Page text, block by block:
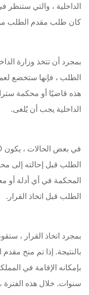
الداخلية ، والتي ستنظر
كان طلب مقدم الطلب
بمجرد أن تتخذ وزارة
الطلب ، فإنها ستخضع
هذه قاضيًا أو محكمة
الداخلية يجب أن يُلغى.
الطلب قبل إحالته إلى
المحكمة في أي أدلة أو
الطلب قبل اتخاذ القرار.
بمجرد اتخاذ القرار ،
بالنتيجة. إذا تم منح
بإمكانه الإقامة في
سنوات. خلال هذه الفترة